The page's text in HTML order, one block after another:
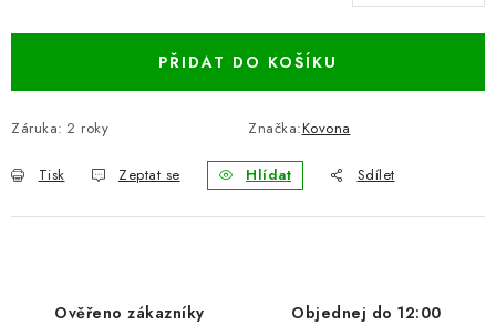
PŘIDAT DO KOŠÍKU
Záruka: 2 roky Značka:Kovona
Tisk Zeptat se Hlídat Sdílet
Ověřeno zákazníky Objednej do 12:00